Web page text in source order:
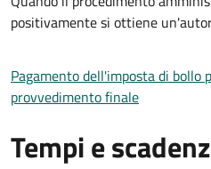
positivamente si ottiene
Pagamento dell'imposta di bollo
provvedimento finale
Tempi e